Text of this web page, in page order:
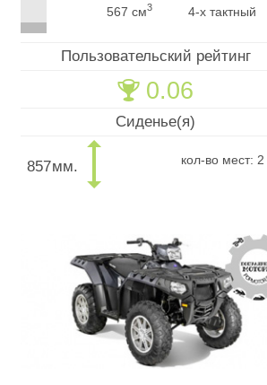
567 см3 4-х тактный
Пользовательский рейтинг
🏆 0.06
Сиденье(я)
857мм. кол-во мест: 2